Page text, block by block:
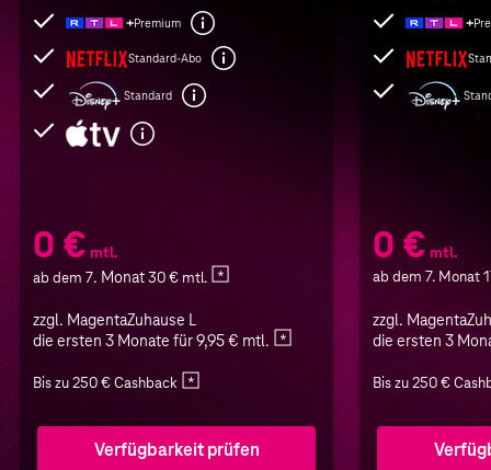
Leistungen
enthalten
Premium
Standard-Abo
Standard
0 € mtl.
ab dem 7. Monat30 € mtl.
zzgl. MagentaZuhause L
die ersten 3 Monate für 9,95 € mtl.
Bis zu 250 € Cashback
Verfügbarkeit prüfen
Leistungen
enthalten
0 € mtl.
ab dem 7. Monat
zzgl.
die ersten 3
Bis zu 250 €